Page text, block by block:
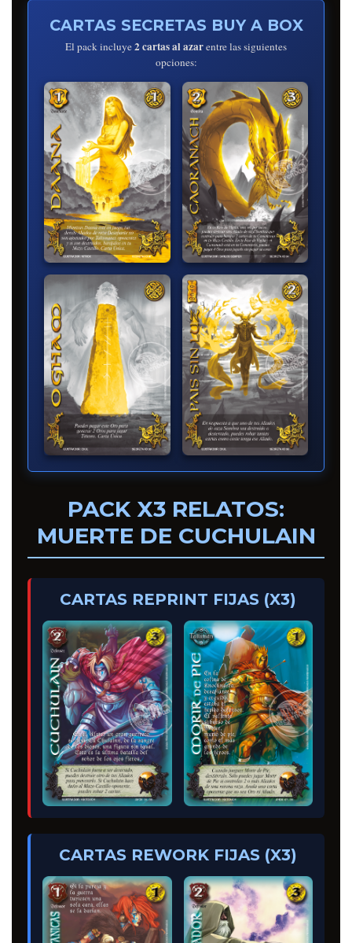
CARTAS SECRETAS BUY A BOX
El pack incluye2 cartas al azarentre las siguientes
opciones:
PACK X3 RELATOS:
MUERTE DE CUCHULAIN
CARTAS REPRINT FIJAS (X3)
CARTAS REWORK FIJAS (X3)